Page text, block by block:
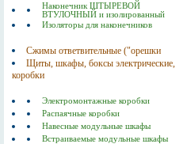
Наконечник ШТЫРЕВОЙ
ВТУЛОЧНЫЙ и изолированный
Изоляторы для наконечников
Сжимы ответвительные ("орешки
Щиты, шкафы, боксы электрические,
коробки
Электромонтажные коробки
Распаячные коробки
Навесные модульные шкафы
Встраиваемые модульные шкафы